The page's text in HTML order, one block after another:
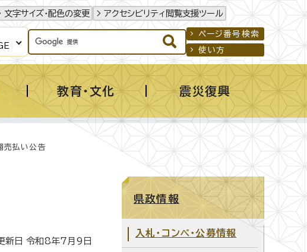
文字サイズ・配色の変更 アクセシビリティ閲覧支援ツール
ページ番号検索
使い方
教育・文化 震災復興
売払い公告
日 令和8年7月9日
県政情報
入札・コンペ・公募情報